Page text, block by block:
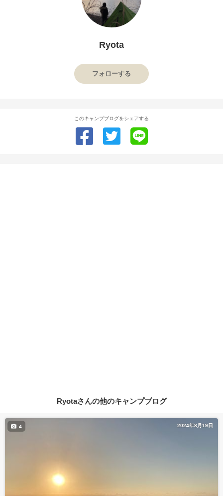
Ryota
フォローする
このキャンプブログをシェアする
Ryotaさんの他のキャンプブログ
2024年8月19日
4